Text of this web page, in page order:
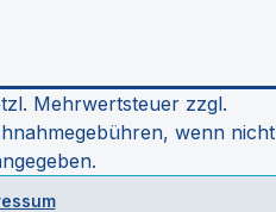
Mehrwertsteuer zzgl.
wenn nicht